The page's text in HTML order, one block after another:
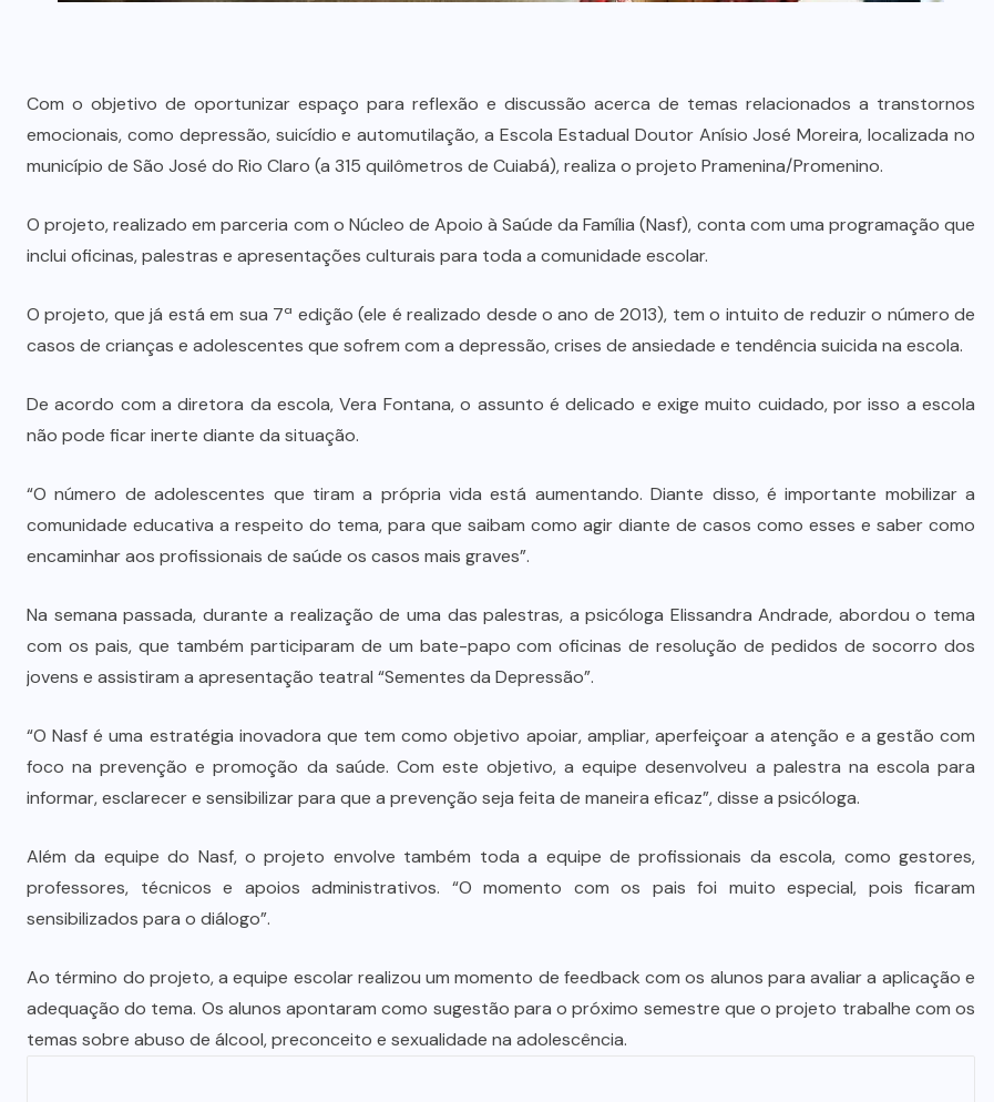
Com o objetivo de oportunizar espaço para reflexão e discussão acerca de temas relacionados a transtornos
emocionais, como depressão, suicídio e automutilação, a Escola Estadual Doutor Anísio José Moreira, localizada no
município de São José do Rio Claro (a 315 quilômetros de Cuiabá), realiza o projeto Pramenina/Promenino.
O projeto, realizado em parceria com o Núcleo de Apoio à Saúde da Família (Nasf), conta com uma programação que
inclui oficinas, palestras e apresentações culturais para toda a comunidade escolar.
O projeto, que já está em sua 7ª edição (ele é realizado desde o ano de 2013), tem o intuito de reduzir o número de
casos de crianças e adolescentes que sofrem com a depressão, crises de ansiedade e tendência suicida na escola.
De acordo com a diretora da escola, Vera Fontana, o assunto é delicado e exige muito cuidado, por isso a escola
não pode ficar inerte diante da situação.
“O número de adolescentes que tiram a própria vida está aumentando. Diante disso, é importante mobilizar a
comunidade educativa a respeito do tema, para que saibam como agir diante de casos como esses e saber como
encaminhar aos profissionais de saúde os casos mais graves”.
Na semana passada, durante a realização de uma das palestras, a psicóloga Elissandra Andrade, abordou o tema
com os pais, que também participaram de um bate-papo com oficinas de resolução de pedidos de socorro dos
jovens e assistiram a apresentação teatral “Sementes da Depressão”.
“O Nasf é uma estratégia inovadora que tem como objetivo apoiar, ampliar, aperfeiçoar a atenção e a gestão com
foco na prevenção e promoção da saúde. Com este objetivo, a equipe desenvolveu a palestra na escola para
informar, esclarecer e sensibilizar para que a prevenção seja feita de maneira eficaz”, disse a psicóloga.
Além da equipe do Nasf, o projeto envolve também toda a equipe de profissionais da escola, como gestores,
professores, técnicos e apoios administrativos. “O momento com os pais foi muito especial, pois ficaram
sensibilizados para o diálogo”.
Ao término do projeto, a equipe escolar realizou um momento de feedback com os alunos para avaliar a aplicação e
adequação do tema. Os alunos apontaram como sugestão para o próximo semestre que o projeto trabalhe com os
temas sobre abuso de álcool, preconceito e sexualidade na adolescência.
Vale-refeição cobre apenas 9 dias
úteis de alimentação em Mato
Grosso, aponta levantamento
6 DE AGOSTO DE 2026
STJ condena ministro Marco Buzzi
à perda do cargo por denúncias de
6 DE AGOSTO DE 2026